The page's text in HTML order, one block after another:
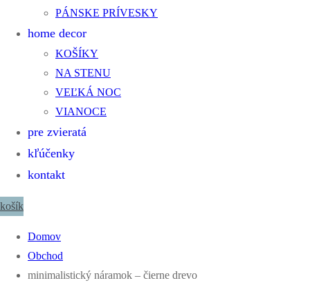
PÁNSKE PRÍVESKY
home decor
KOŠÍKY
NA STENU
VEĽKÁ NOC
VIANOCE
pre zvieratá
kľúčenky
kontakt
košík
Domov
Obchod
minimalistický náramok – čierne drevo